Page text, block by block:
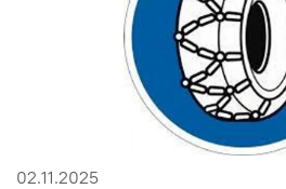
02.11.2025